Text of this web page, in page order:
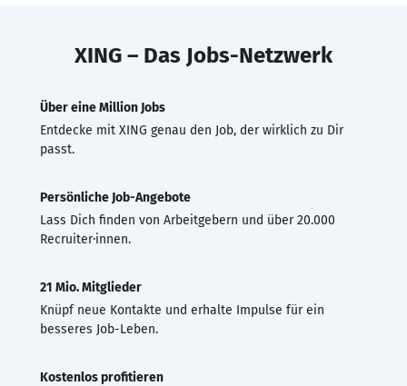
XING – Das Jobs-Netzwerk
Über eine Million Jobs
Entdecke mit XING genau den Job, der wirklich zu Dir
passt.
Persönliche Job-Angebote
Lass Dich finden von Arbeitgebern und über 20.000
Recruiter·innen.
21 Mio. Mitglieder
Knüpf neue Kontakte und erhalte Impulse für ein
besseres Job-Leben.
Kostenlos profitieren